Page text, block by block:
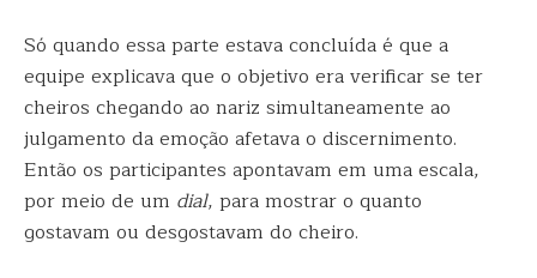
Só quando essa parte estava concluída é que a
equipe explicava que o objetivo era verificar se ter
cheiros chegando ao nariz simultaneamente ao
julgamento da emoção afetava o discernimento.
Então os participantes apontavam em uma escala,
por meio de um dial, para mostrar o quanto
gostavam ou desgostavam do cheiro.